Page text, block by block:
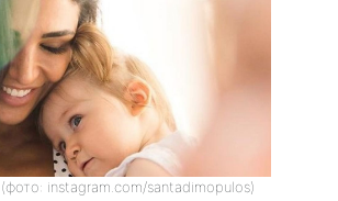
instagram.com/santadimopulos)